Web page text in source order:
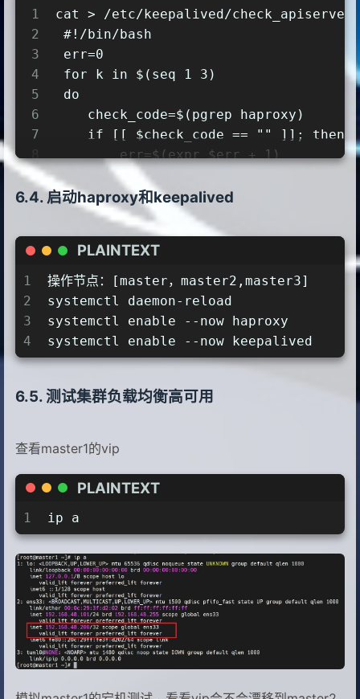
34
35
    virtual_ipaddress {
       chk_apiserver
}
EOF
16
17
18
19
20
21
22
23
24
25
28
29
30
31
32
35
}
vrrp_instance VI_1 {
    state BACKUP
    interface ens33
    mcast_src_ip 192.168.48.103
    virtual_router_id 51
    priority 99
    advert_int 2
    authentication {
        auth_type PASS
        auth_pass K8SHA_KA_AUTH
    virtual_ipaddress {
        192.168.48.200
    }
    track_script {
       chk_apiserver
    }
EOF
1
2
3
4
5
6
7
8
9
10
12
13
14
15
16
17
18
20
23
24
25
26
cat > /etc/keepalived/
#!/bin/bash
err=0
for k in $(seq 1 3)
do
    check_code=$(pgrep haproxy)
    if [[ $check_code == "" ]]; then
        err=$(expr $err + 1)
        sleep 1
        continue
    else
        err=0
        break
    fi
done
if [[ $err != "0" ]]; then
    echo "systemctl stop keepalived"
    exit 1
fi
EOF
chmod +x /etc/keepalived/
启动haproxy和keepalived
PLAINTEXT
1
2
3
4
操作节点：[master，master2,master3]
systemctl daemon-reload
systemctl enable --now haproxy
systemctl enable --now keepalived
测试集群负载均衡高可用
查看master1的vip
PLAINTEXT
1 ip a